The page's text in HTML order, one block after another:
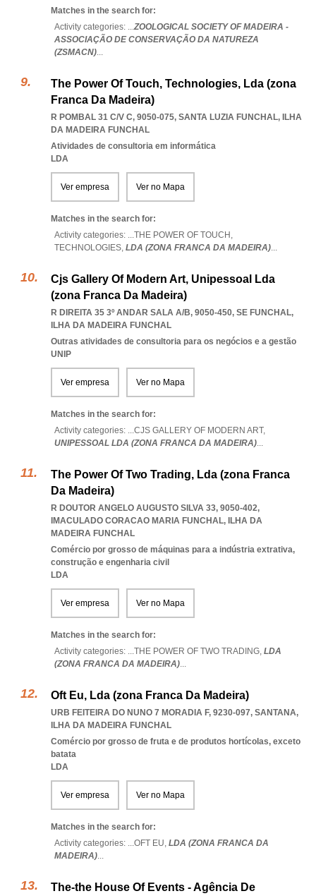
Matches in the search for:
Activity categories: ...ZOOLOGICAL SOCIETY OF MADEIRA -
ASSOCIAÇÃO DE CONSERVAÇÃO DA NATUREZA
(ZSMACN)...
The Power Of Touch, Technologies, Lda (zona
Franca Da Madeira)
R POMBAL 31 C/V C, 9050-075, SANTA LUZIA FUNCHAL, ILHA
DA MADEIRA FUNCHAL
Atividades de consultoria em informática
LDA
Ver empresa Ver no Mapa
Matches in the search for:
Activity categories: ...THE POWER OF TOUCH,
TECHNOLOGIES, LDA (ZONA FRANCA DA MADEIRA)...
Cjs Gallery Of Modern Art, Unipessoal Lda
(zona Franca Da Madeira)
R DIREITA 35 3º ANDAR SALA A/B, 9050-450, SE FUNCHAL,
ILHA DA MADEIRA FUNCHAL
Outras atividades de consultoria para os negócios e a gestão
UNIP
Ver empresa Ver no Mapa
Matches in the search for:
Activity categories: ...CJS GALLERY OF MODERN ART,
UNIPESSOAL LDA (ZONA FRANCA DA MADEIRA)...
The Power Of Two Trading, Lda (zona Franca
Da Madeira)
R DOUTOR ANGELO AUGUSTO SILVA 33, 9050-402,
IMACULADO CORACAO MARIA FUNCHAL, ILHA DA
MADEIRA FUNCHAL
Comércio por grosso de máquinas para a indústria extrativa,
construção e engenharia civil
LDA
Ver empresa Ver no Mapa
Matches in the search for:
Activity categories: ...THE POWER OF TWO TRADING, LDA
(ZONA FRANCA DA MADEIRA)...
Oft Eu, Lda (zona Franca Da Madeira)
URB FEITEIRA DO NUNO 7 MORADIA F, 9230-097, SANTANA,
ILHA DA MADEIRA FUNCHAL
Comércio por grosso de fruta e de produtos hortícolas, exceto
batata
LDA
Ver empresa Ver no Mapa
Matches in the search for:
Activity categories: ...OFT EU, LDA (ZONA FRANCA DA
MADEIRA)...
The-the House Of Events - Agência De